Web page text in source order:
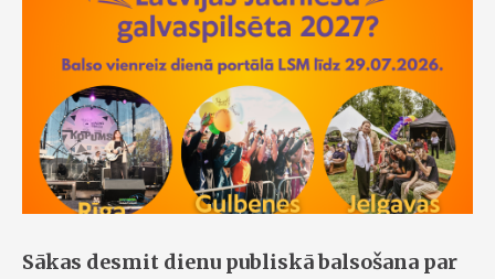
Sākas desmit dienu publiskā balsošana par